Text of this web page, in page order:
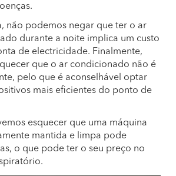
não podemos negar que ter o ar
durante a noite implica um custo
de electricidade. Finalmente,
que o ar condicionado não é
pelo que é aconselhável optar
mais eficientes do ponto de
esquecer que uma máquina
mantida e limpa pode
o que pode ter o seu preço no